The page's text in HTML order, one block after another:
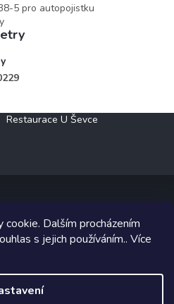
Dalším procházením
s jejich používáním.. Více
5 pro autopojistku
Restaurace U Ševce
s.r.o.. Všechna práva vyhrazena.
implementoval
.